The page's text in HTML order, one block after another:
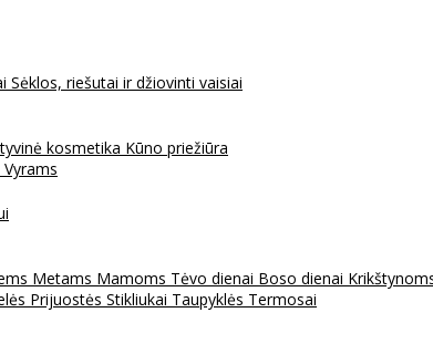
Sėklos, riešutai ir džiovinti vaisiai
kosmetika Kūno priežiūra
Vyrams
Metams Mamoms Tėvo dienai Boso dienai
Prijuostės Stikliukai Taupyklės Termosai